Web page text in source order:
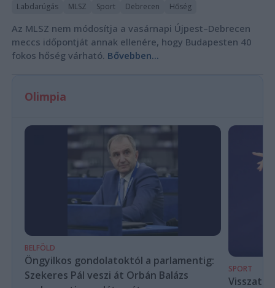
Labdarúgás MLSZ Sport Debrecen Hőség
Az MLSZ nem módosítja a vasárnapi Újpest–Debrecen
meccs időpontját annak ellenére, hogy Budapesten 40
fokos hőség várható. Bővebben...
Olimpia
BELFÖLD
Öngyilkos gondolatoktól a parlamentig:
Szekeres Pál veszi át Orbán Balázs
SPORT